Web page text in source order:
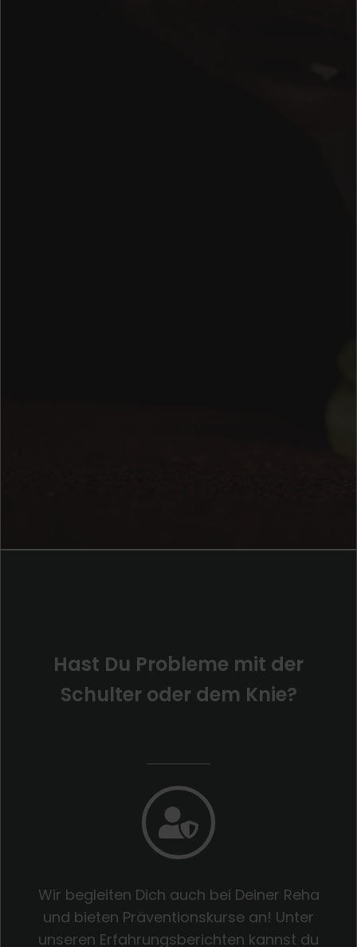
Hast Du Probleme mit der
Schulter oder dem Knie?
Wir begleiten Dich auch bei Deiner Reha
und bieten Präventionskurse an! Unter
unseren Erfahrungsberichten kannst du